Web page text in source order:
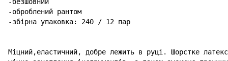
-оброблений рантом
-збірна упаковка: 240 / 12 пар
Міцний,еластичний, добре лежить в руці. Шорстке